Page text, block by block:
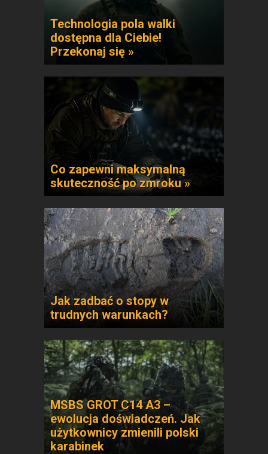
Technologia pola walki
dostępna dla Ciebie!
Przekonaj się »
Co zapewni maksymalną
skuteczność po zmroku »
Jak zadbać o stopy w
trudnych warunkach?
MSBS GROT C14 A3 –
ewolucja doświadczeń. Jak
użytkownicy zmienili polski
karabinek